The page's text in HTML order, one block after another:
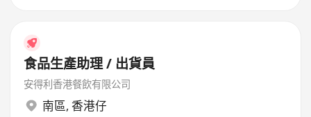
食品生產助理 / 出貨員
安得利香港餐飲有限公司
南區, 香港仔